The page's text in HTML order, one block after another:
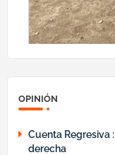
OPINIÓN
Cuenta Regresiva
derecha